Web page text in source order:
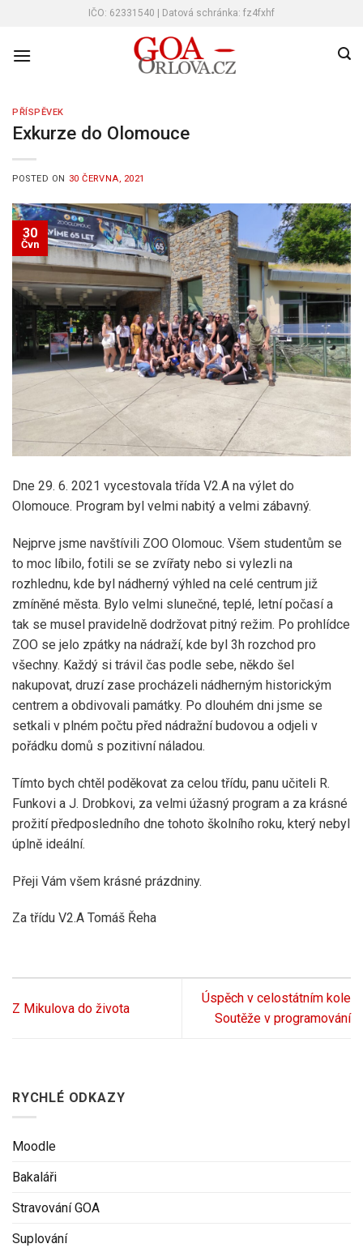
content
IČO: 62331540 | Datová schránka: fz4fxhf
PŘÍSPĚVEK
Exkurze do Olomouce
POSTED ON 30 ČERVNA, 2021
30
Čvn
Dne 29. 6. 2021 vycestovala třída V2.A na výlet do
Olomouce. Program byl velmi nabitý a velmi zábavný.
Nejprve jsme navštívili ZOO Olomouc. Všem studentům se
to moc líbilo, fotili se se zvířaty nebo si vylezli na
rozhlednu, kde byl nádherný výhled na celé centrum již
zmíněné města. Bylo velmi slunečné, teplé, letní počasí a
tak se musel pravidelně dodržovat pitný režim. Po prohlídce
ZOO se jelo zpátky na nádraží, kde byl 3h rozchod pro
všechny. Každý si trávil čas podle sebe, někdo šel
nakupovat, druzí zase procházeli nádherným historickým
centrem a obdivovali památky. Po dlouhém dni jsme se
setkali v plném počtu před nádražní budovou a odjeli v
pořádku domů s pozitivní náladou.
Tímto bych chtěl poděkovat za celou třídu, panu učiteli R.
Funkovi a J. Drobkovi, za velmi úžasný program a za krásné
prožití předposledního dne tohoto školního roku, který nebyl
úplně ideální.
Přeji Vám všem krásné prázdniny.
Za třídu V2.A Tomáš Řeha
Z Mikulova do života
Úspěch v celostátním kole
Soutěže v programování
RYCHLÉ ODKAZY
Moodle
Bakaláři
Stravování GOA
Suplování